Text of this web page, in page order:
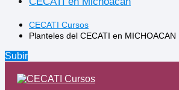
CECATI Cursos
Planteles del CECATI en MICHOACAN
Subir